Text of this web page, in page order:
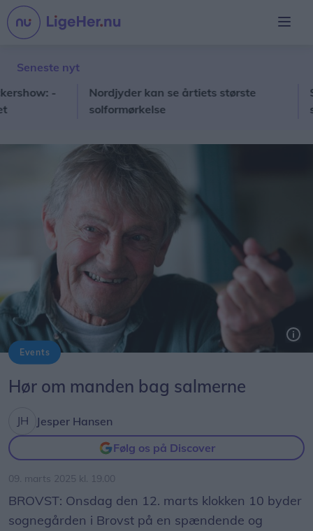
Seneste nyt
-
Nordjyder kan se årtiets største
solformørkelse
Events
Hør om manden bag salmerne
Jesper Hansen
Følg os på Discover
09. marts 2025 kl. 19.00
BROVST: Onsdag den 12. marts klokken 10 byder
sognegården i Brovst på en spændende og